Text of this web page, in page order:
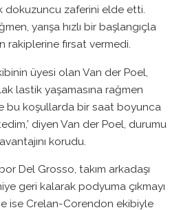
dokuzuncu zaferini elde etti.
yarışa hızlı bir başlangıçla
fırsat vermedi.
üyesi olan Van der Poel,
lastik yaşamasına rağmen
bu koşullarda bir saat boyunca
diyen Van der Poel, durumu
korudu.
Del Grosso, takım arkadaşı
geri kalarak podyuma çıkmayı
ise Crelan-Corendon ekibiyle